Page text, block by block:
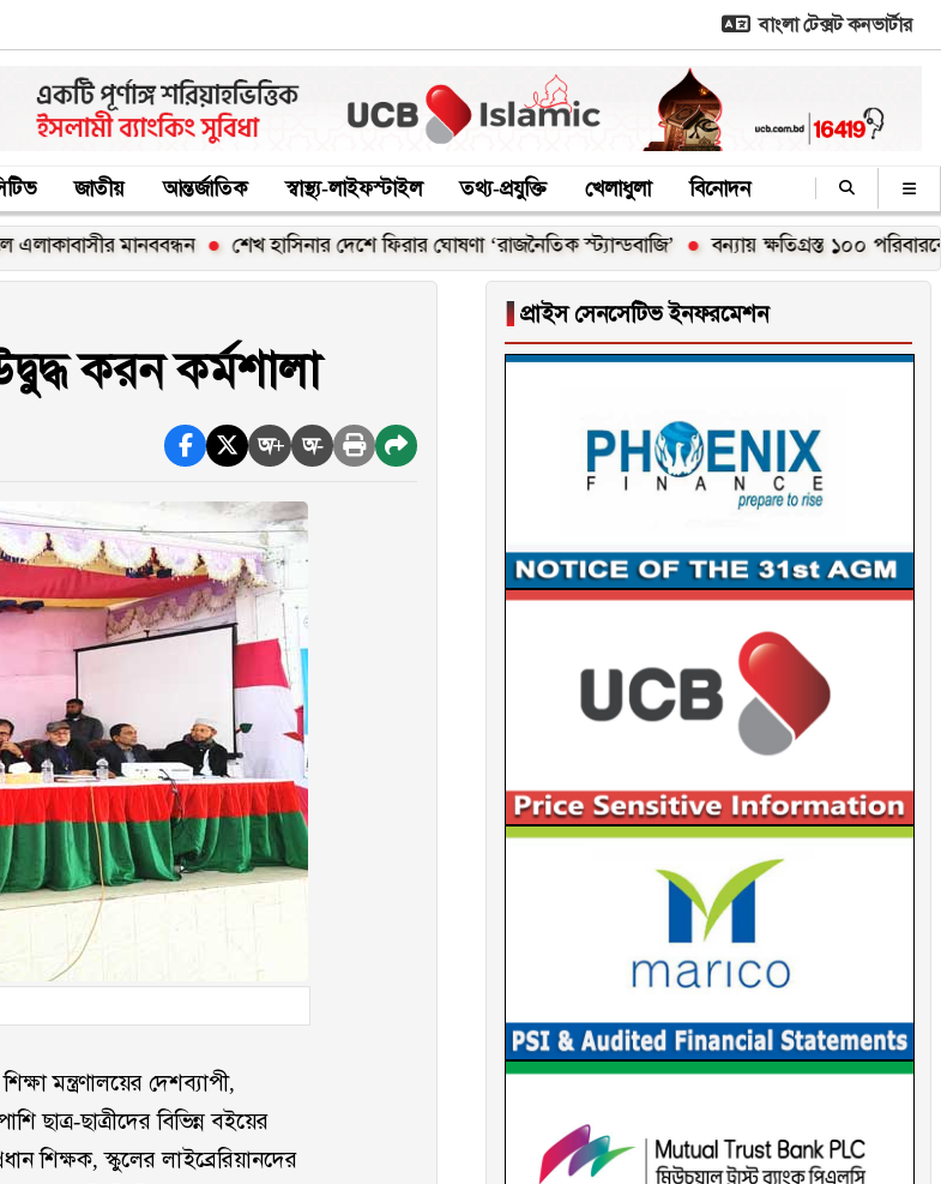
বাংলা টেক্সট কনভার্টার
জাতীয় আন্তর্জাতিক স্বাস্থ্য-লাইফস্টাইল তথ্য-প্রযুক্তি খেলাধুলা বিনোদন
মানববন্ধন শেখ হাসিনার দেশে ফিরার ঘোষণা ‘রাজনৈতিক স্ট্যান্ডবাজি’ বন্যায় ক্ষতিগ্রস্ত ১০০ পরিবারকে নতুন ঘর
করন কর্মশালা
অ+ অ-
মন্ত্রণালয়ের দেশব্যাপী,
ছাত্র-ছাত্রীদের বিভিন্ন বইয়ের
শিক্ষক, স্কুলের লাইব্রেরিয়ানদের
▐ প্রাইস সেনসেটিভ ইনফরমেশন